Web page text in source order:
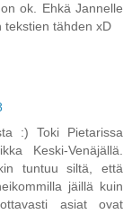
ok. Ehkä Jannelle
tekstien tähden xD
:) Toki Pietarissa
Keski-Venäjällä.
tuntuu siltä, että
jäillä kuin
asiat ovat